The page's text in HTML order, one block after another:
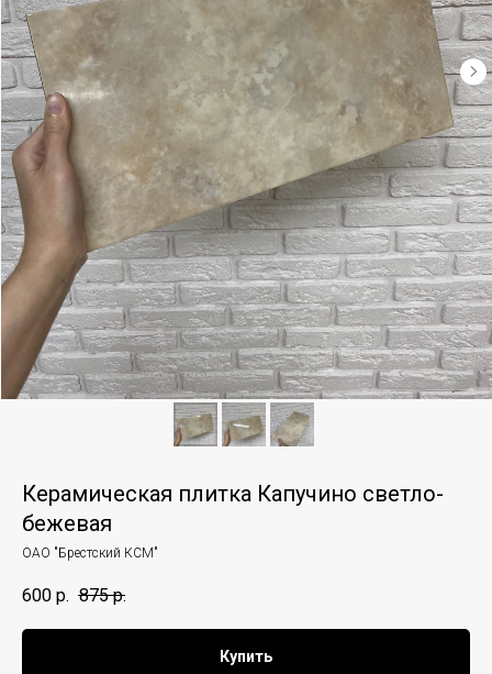
Керамическая плитка Капучино светло-
бежевая
ОАО "Брестский КСМ"
600 р. 875 р.
Купить